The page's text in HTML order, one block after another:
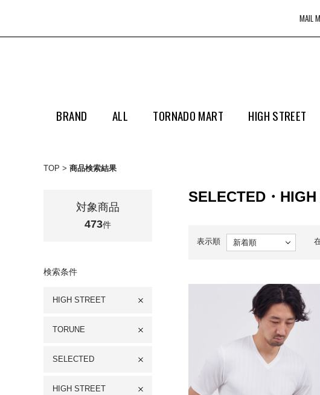
MAIL
BRAND ALL TORNADO MART HIGH STREET
TOP 商品検索結果
対象商品
473件
検索条件
HIGH STREET
TORUNE
SELECTED
HIGH STREET
SELECTED・
表示順